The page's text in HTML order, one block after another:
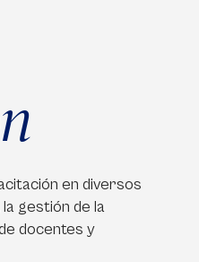
en diversos
gestión de la
docentes y